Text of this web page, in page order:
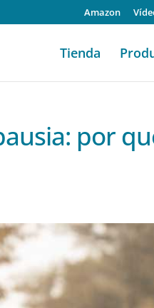
Amazon
Tienda
por